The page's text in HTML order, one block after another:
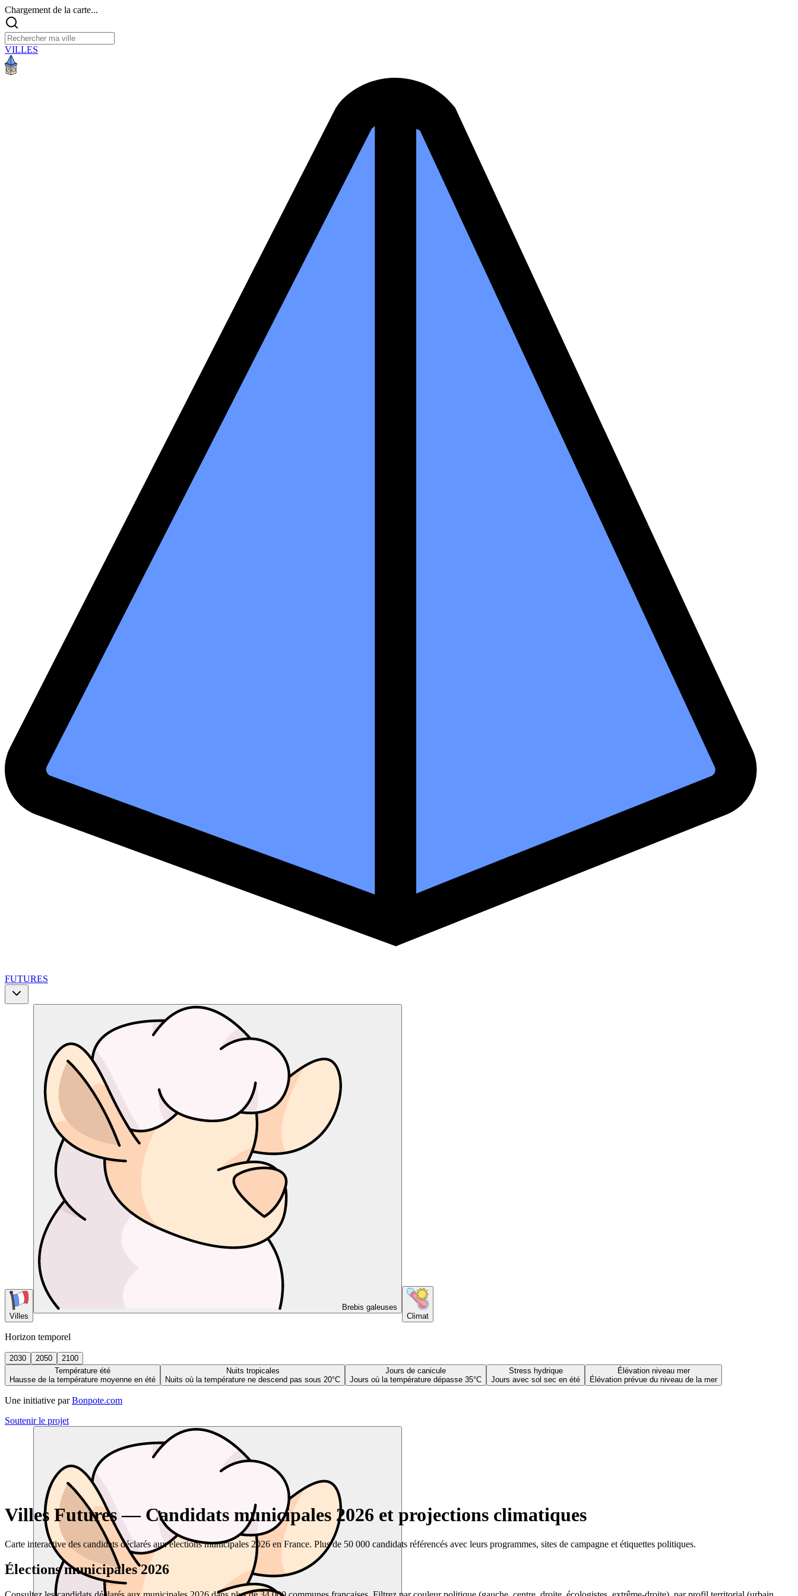
Chargement de la carte...
VILLES
FUTURES
Villes
Brebis galeuses
Climat
Horizon temporel
2030 2050
2100
Température été
Hausse de la température moyenne en été
Nuits tropicales
Nuits où la température ne descend pas sous 20°C
Jours de canicule
Jours où la température dépasse 35°C
Stress hydrique
Jours avec sol sec en été
Élévation niveau mer
Élévation prévue du niveau de la mer
Une initiative par Bonpote.com
Soutenir le projet
Villes Futures — Candidats municipales 2026 et projections climatiques
Carte interactive des candidats déclarés aux élections municipales 2026 en France. Plus de 50 000 candidats référencés avec leurs programmes, sites de campagne et étiquettes politiques.
Élections municipales 2026